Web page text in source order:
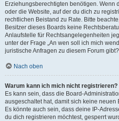
Erziehungsberechtigten benötigen. Wenn
oder die Website, auf der du dich zu
rechtlichen Beistand zu Rate. Bitte
Besitzer dieses Boards keine
Anlaufstelle für Rechtsangelegenheiten
unter der Frage „An wen soll ich mich
juristische Anfragen zu diesem Forum
Nach oben
Warum kann ich mich nicht registrieren?
Es kann sein, dass die Board-
ausgeschaltet hat, damit sich keine
Es könnte auch sein, dass deine IP-
du dich registrieren möchtest, gesperrt